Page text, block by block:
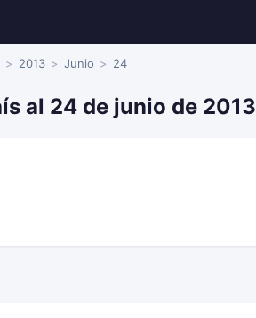
2013 Junio 24
al 24 de junio de 2013